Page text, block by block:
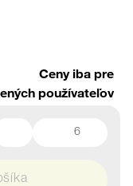
Ceny iba pre
používateľov
6